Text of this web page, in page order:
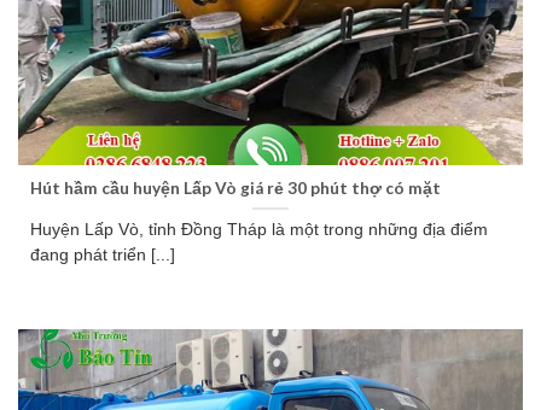
Hút hầm cầu huyện Lấp Vò giá rẻ 30 phút thợ có mặt
Huyện Lấp Vò, tỉnh Đồng Tháp là một trong những địa điểm
đang phát triển [...]